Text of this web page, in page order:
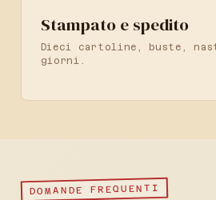
Stampato e spedito
Dieci cartoline, buste,
giorni.
DOMANDE FREQUENTI